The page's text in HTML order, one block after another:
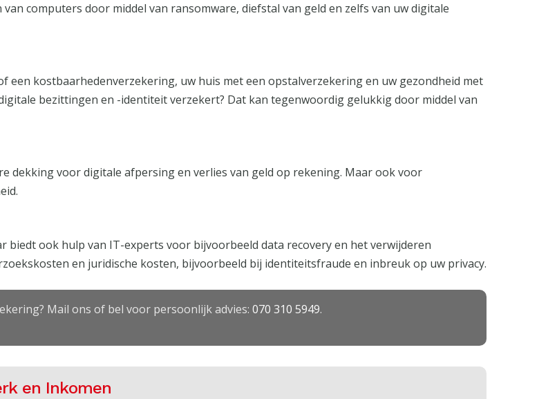
computers door middel van ransomware, diefstal van geld en zelfs van uw digitale
kostbaarhedenverzekering, uw huis met een opstalverzekering en uw gezondheid met
bezittingen en -identiteit verzekert? Dat kan tegenwoordig gelukkig door middel van
dekking voor digitale afpersing en verlies van geld op rekening. Maar ook voor
biedt ook hulp van IT-experts voor bijvoorbeeld data recovery en het verwijderen
en juridische kosten, bijvoorbeeld bij identiteitsfraude en inbreuk op uw privacy.
Mail ons of bel voor persoonlijk advies: 070 310 5949.
en Inkomen